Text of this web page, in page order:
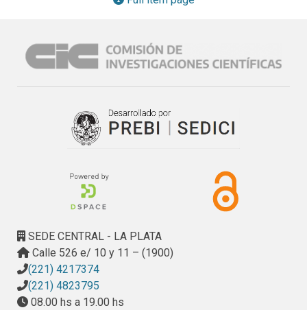
cuales encontramos a la energía solar, biomasa, eólica,
mareo-motriz, etc. Como dato cabe destacar que la energía
investigación es justamente dar un paso en pos de revertir
esta situación, generando en el mediano plazo el
conocimiento teórico-practico necesario para desarrollar en
termoeléctricas del tipo colector cilindro parabólico y de
disco parabólico de foco puntual, capaces de procesar
energía solar y convertirla en energía eléctrica, de manera
Parque Solar Termoeléctrico y abastecer de energía
eléctrica a los habitantes de una región determinada.
Desarrollo práctico en base al Cronograma mensual de
actividades citado en el plan de trabajo del primer año de
SEDE CENTRAL - LA PLATA
Calle 526 e/ 10 y 11 – (1900)
(221) 4217374
(221) 4823795
08.00 hs a 19.00 hs